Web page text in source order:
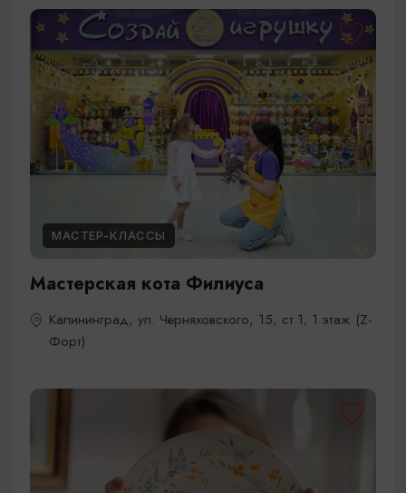
МАСТЕР-КЛАССЫ
Мастерская кота Филиуса
Калининград, ул. Черняховского, 15, ст.1; ​1 этаж (Z-
Форт)